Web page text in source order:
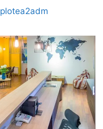
plotea2adm